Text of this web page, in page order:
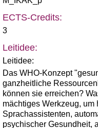
ECTS-Credits:
3
Leitidee:
Leitidee:
Das WHO-Konzept
ganzheitliche
können sie erreichen?
mächtiges Werkzeug, um
Sprachassistenten,
psychischer Gesundheit,